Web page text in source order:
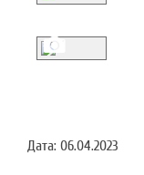
Дата: 06.04.2023